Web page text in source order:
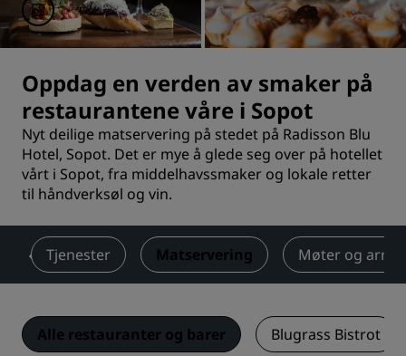
Oppdag en verden av smaker på
restaurantene våre i Sopot
Nyt deilige matservering på stedet på Radisson Blu
Hotel, Sopot. Det er mye å glede seg over på hotellet
vårt i Sopot, fra middelhavssmaker og lokale retter
til håndverksøl og vin.
Tjenester Matservering Møter og
Alle restauranter og barer Blugrass Bistrot